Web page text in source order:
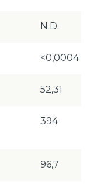
N.D.
<0,0004
52,31
394
96,7